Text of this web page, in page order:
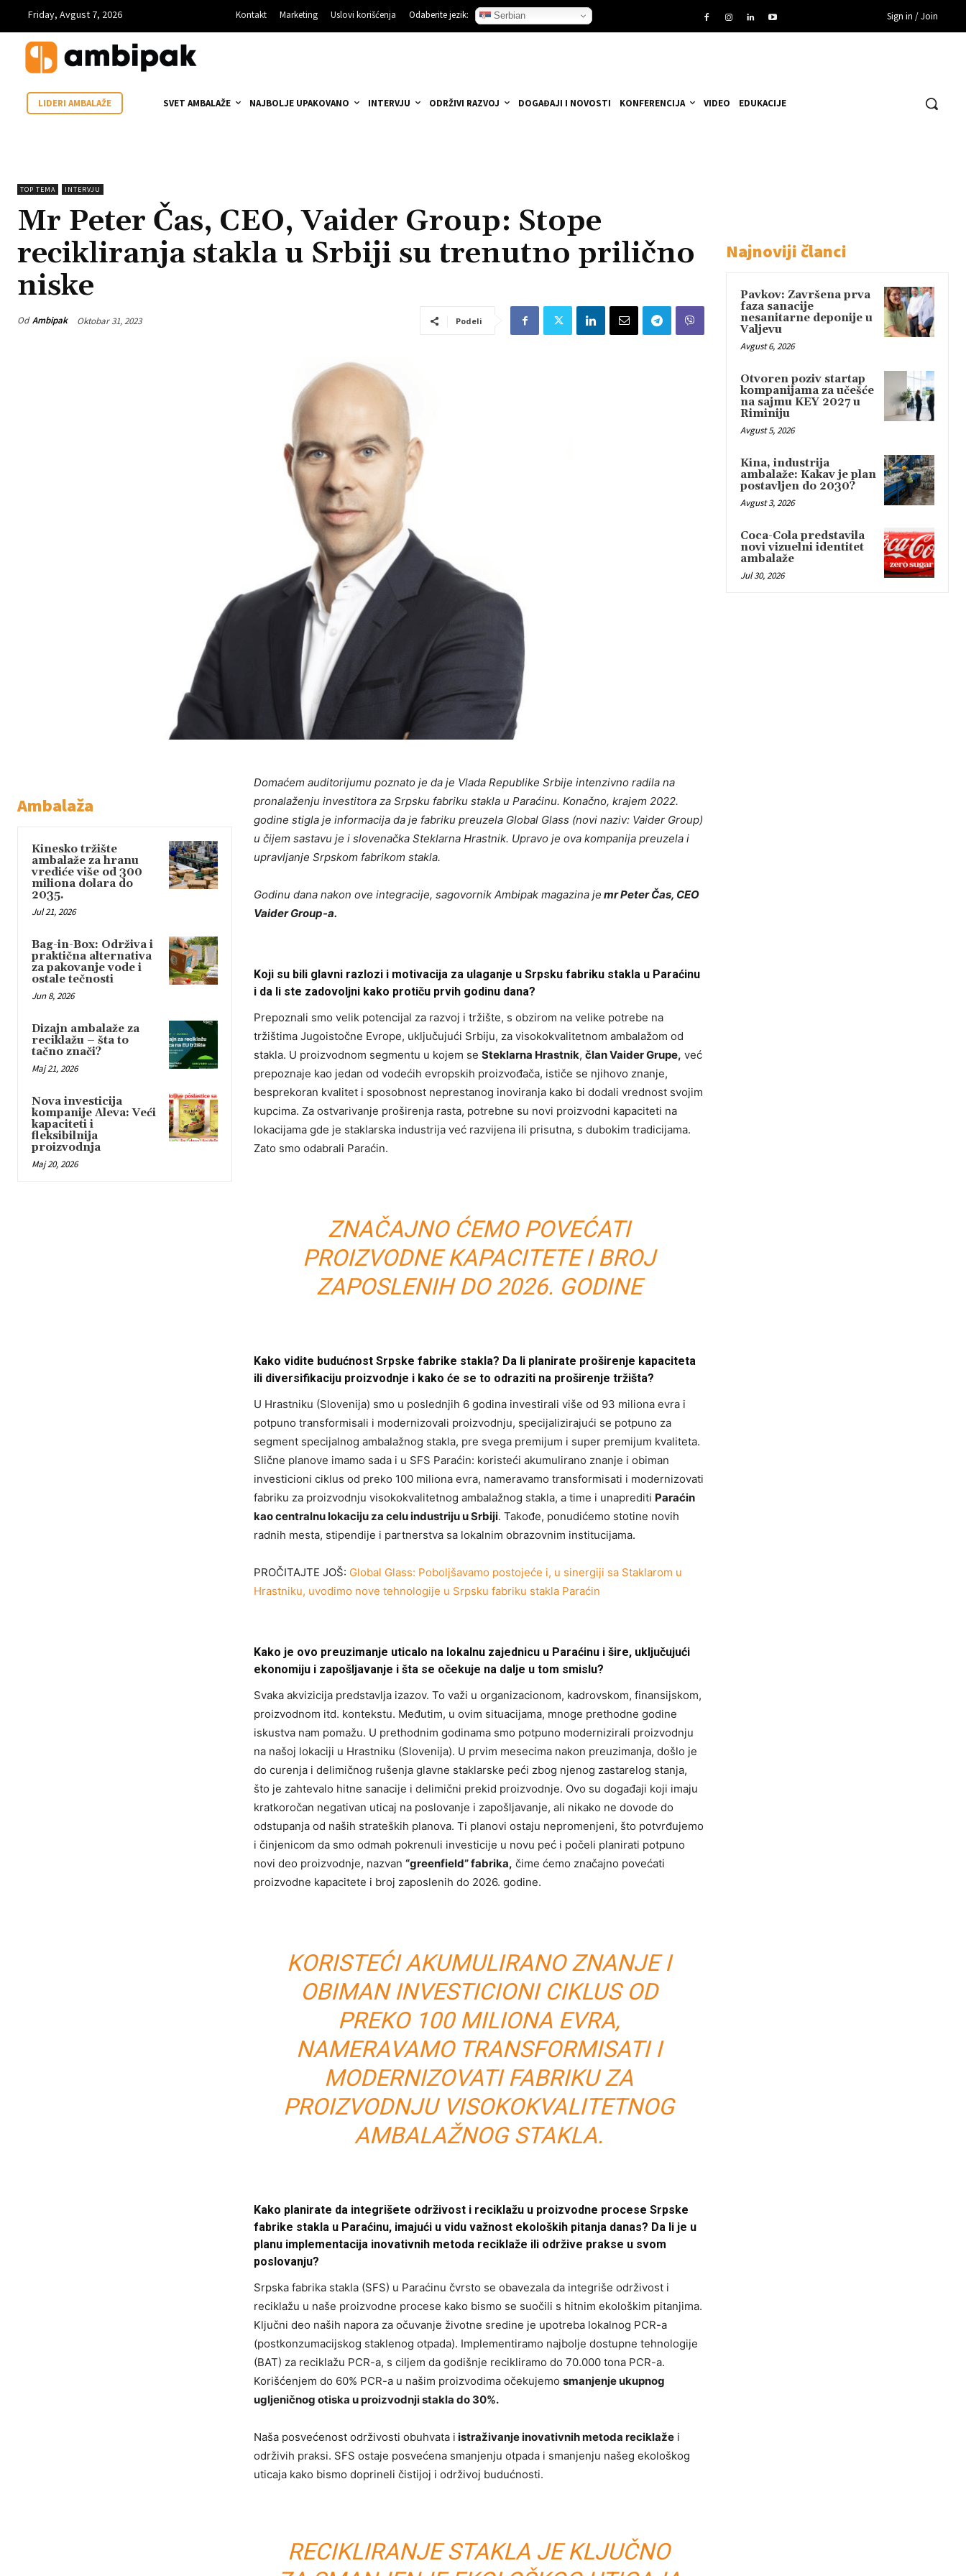
Friday, Avgust 7, 2026 Kontakt Marketing Uslovi korišćenja Odaberite jezik: Serbian Sign in / Join
LIDERI AMBALAŽE SVET AMBALAŽE NAJBOLJE UPAKOVANO INTERVJU ODRŽIVI RAZVOJ DOGAĐAJI I NOVOSTI KONFERENCIJA VIDEO EDUKACIJE
TOP TEMA INTERVJU
Mr Peter Čas, CEO, Vaider Group: Stope
recikliranja stakla u Srbiji su trenutno prilično
niske
Od Ambipak Oktobar 31, 2023 Podeli
Ambalaža
Kinesko tržište
ambalaže za hranu
vrediće više od 300
miliona dolara do
2035.
Jul 21, 2026
Bag-in-Box: Održiva i
praktična alternativa
za pakovanje vode i
ostale tečnosti
Jun 8, 2026
Dizajn ambalaže za
reciklažu – šta to
tačno znači?
Maj 21, 2026
Nova investicija
kompanije Aleva: Veći
kapaciteti i
fleksibilnija
proizvodnja
Maj 20, 2026
Domaćem auditorijumu poznato je da je Vlada Republike Srbije intenzivno radila na
pronalaženju investitora za Srpsku fabriku stakla u Paraćinu. Konačno, krajem 2022.
godine stigla je informacija da je fabriku preuzela Global Glass (novi naziv: Vaider Group)
u čijem sastavu je i slovenačka Steklarna Hrastnik. Upravo je ova kompanija preuzela i
upravljanje Srpskom fabrikom stakla.
Godinu dana nakon ove integracije, sagovornik Ambipak magazina je mr Peter Čas, CEO
Vaider Group-a.
Koji su bili glavni razlozi i motivacija za ulaganje u Srpsku fabriku stakla u Paraćinu
i da li ste zadovoljni kako protiču prvih godinu dana?
Prepoznali smo velik potencijal za razvoj i tržište, s obzirom na velike potrebe na
tržištima Jugoistočne Evrope, uključujući Srbiju, za visokokvalitetnom ambalažom od
stakla. U proizvodnom segmentu u kojem se Steklarna Hrastnik, član Vaider Grupe, već
prepoznaje kao jedan od vodećih evropskih proizvođača, ističe se njihovo znanje,
besprekoran kvalitet i sposobnost neprestanog inoviranja kako bi dodali vrednost svojim
kupcima. Za ostvarivanje proširenja rasta, potrebne su novi proizvodni kapaciteti na
lokacijama gde je staklarska industrija već razvijena ili prisutna, s dubokim tradicijama.
Zato smo odabrali Paraćin.
ZNAČAJNO ĆEMO POVEĆATI
PROIZVODNE KAPACITETE I BROJ
ZAPOSLENIH DO 2026. GODINE
Kako vidite budućnost Srpske fabrike stakla? Da li planirate proširenje kapaciteta
ili diversifikaciju proizvodnje i kako će se to odraziti na proširenje tržišta?
U Hrastniku (Slovenija) smo u poslednjih 6 godina investirali više od 93 miliona evra i
potpuno transformisali i modernizovali proizvodnju, specijalizirajući se potpuno za
segment specijalnog ambalažnog stakla, pre svega premijum i super premijum kvaliteta.
Slične planove imamo sada i u SFS Paraćin: koristeći akumulirano znanje i obiman
investicioni ciklus od preko 100 miliona evra, nameravamo transformisati i modernizovati
fabriku za proizvodnju visokokvalitetnog ambalažnog stakla, a time i unaprediti Paraćin
kao centralnu lokaciju za celu industriju u Srbiji. Takođe, ponudićemo stotine novih
radnih mesta, stipendije i partnerstva sa lokalnim obrazovnim institucijama.
PROČITAJTE JOŠ: Global Glass: Poboljšavamo postojeće i, u sinergiji sa Staklarom u
Hrastniku, uvodimo nove tehnologije u Srpsku fabriku stakla Paraćin
Kako je ovo preuzimanje uticalo na lokalnu zajednicu u Paraćinu i šire, uključujući
ekonomiju i zapošljavanje i šta se očekuje na dalje u tom smislu?
Svaka akvizicija predstavlja izazov. To važi u organizacionom, kadrovskom, finansijskom,
proizvodnom itd. kontekstu. Međutim, u ovim situacijama, mnoge prethodne godine
iskustva nam pomažu. U prethodnim godinama smo potpuno modernizirali proizvodnju
na našoj lokaciji u Hrastniku (Slovenija). U prvim mesecima nakon preuzimanja, došlo je
do curenja i delimičnog rušenja glavne staklarske peći zbog njenog zastarelog stanja,
što je zahtevalo hitne sanacije i delimični prekid proizvodnje. Ovo su događaji koji imaju
kratkoročan negativan uticaj na poslovanje i zapošljavanje, ali nikako ne dovode do
odstupanja od naših strateških planova. Ti planovi ostaju nepromenjeni, što potvrđujemo
i činjenicom da smo odmah pokrenuli investicije u novu peć i počeli planirati potpuno
novi deo proizvodnje, nazvan “greenfield” fabrika, čime ćemo značajno povećati
proizvodne kapacitete i broj zaposlenih do 2026. godine.
KORISTEĆI AKUMULIRANO ZNANJE I
OBIMAN INVESTICIONI CIKLUS OD
PREKO 100 MILIONA EVRA,
NAMERAVAMO TRANSFORMISATI I
MODERNIZOVATI FABRIKU ZA
PROIZVODNJU VISOKOKVALITETNOG
AMBALAŽNOG STAKLA.
Kako planirate da integrišete održivost i reciklažu u proizvodne procese Srpske
fabrike stakla u Paraćinu, imajući u vidu važnost ekoloških pitanja danas? Da li je u
planu implementacija inovativnih metoda reciklaže ili održive prakse u svom
poslovanju?
Srpska fabrika stakla (SFS) u Paraćinu čvrsto se obavezala da integriše održivost i
reciklažu u naše proizvodne procese kako bismo se suočili s hitnim ekološkim pitanjima.
Ključni deo naših napora za očuvanje životne sredine je upotreba lokalnog PCR-a
(postkonzumacijskog staklenog otpada). Implementiramo najbolje dostupne tehnologije
(BAT) za reciklažu PCR-a, s ciljem da godišnje recikliramo do 70.000 tona PCR-a.
Korišćenjem do 60% PCR-a u našim proizvodima očekujemo smanjenje ukupnog
ugljeničnog otiska u proizvodnji stakla do 30%.
Naša posvećenost održivosti obuhvata i istraživanje inovativnih metoda reciklažei
održivih praksi. SFS ostaje posvećena smanjenju otpada i smanjenju našeg ekološkog
uticaja kako bismo doprineli čistijoj i održivoj budućnosti.
RECIKLIRANJE STAKLA JE KLJUČNO
Najnoviji članci
Pavkov: Završena prva
faza sanacije
nesanitarne deponije u
Valjevu
Avgust 6, 2026
Otvoren poziv startap
kompanijama za učešće
na sajmu KEY 2027 u
Riminiju
Avgust 5, 2026
Kina, industrija
ambalaže: Kakav je plan
postavljen do 2030?
Avgust 3, 2026
Coca-Cola predstavila
novi vizuelni identitet
ambalaže
Jul 30, 2026